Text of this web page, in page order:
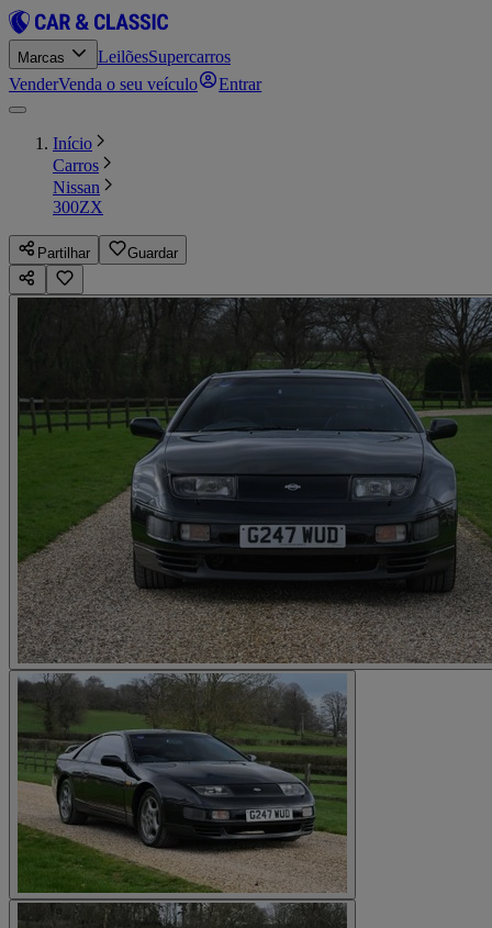
Marcas LeilõesSupercarros
VenderVenda o seu veículo Entrar
Início
Carros
Nissan
300ZX
Partilhar Guardar